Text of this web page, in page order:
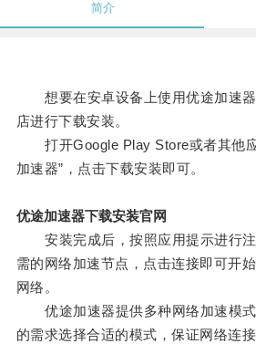
简介
想要在安卓设备上使用优途加速器
店进行下载安装。
打开Google Play Store或者其他应
加速器”，点击下载安装即可。
优途加速器下载安装官网
安装完成后，按照应用提示进行注
需的网络加速节点，点击连接即可开
网络。
优途加速器提供多种网络加速模式
的需求选择合适的模式，保证网络连